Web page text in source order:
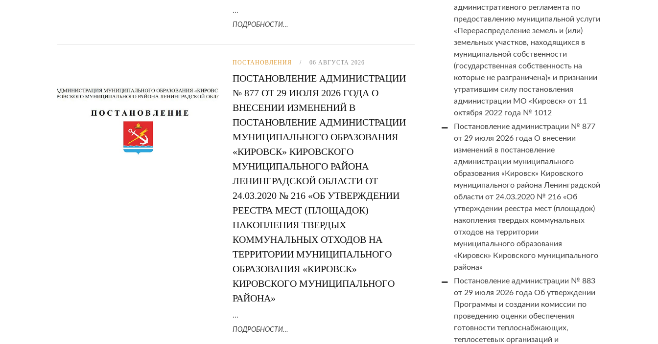
...
ПОДРОБНОСТИ…
ПОСТАНОВЛЕНИЯ 06 АВГУСТА 2026
ПОСТАНОВЛЕНИЕ АДМИНИСТРАЦИИ
№ 877 ОТ 29 ИЮЛЯ 2026 ГОДА О
ВНЕСЕНИИ ИЗМЕНЕНИЙ В
ПОСТАНОВЛЕНИЕ АДМИНИСТРАЦИИ
МУНИЦИПАЛЬНОГО ОБРАЗОВАНИЯ
«КИРОВСК» КИРОВСКОГО
МУНИЦИПАЛЬНОГО РАЙОНА
ЛЕНИНГРАДСКОЙ ОБЛАСТИ ОТ
24.03.2020 № 216 «ОБ УТВЕРЖДЕНИИ
РЕЕСТРА МЕСТ (ПЛОЩАДОК)
НАКОПЛЕНИЯ ТВЕРДЫХ
КОММУНАЛЬНЫХ ОТХОДОВ НА
ТЕРРИТОРИИ МУНИЦИПАЛЬНОГО
ОБРАЗОВАНИЯ «КИРОВСК»
КИРОВСКОГО МУНИЦИПАЛЬНОГО
РАЙОНА»
...
ПОДРОБНОСТИ…
административного регламента по
предоставлению муниципальной услуги
«Перераспределение земель и (или)
земельных участков, находящихся в
муниципальной собственности
(государственная собственность на
которые не разграничена)» и признании
утратившим силу постановления
администрации МО «Кировск» от 11
октября 2022 года № 1012
Постановление администрации № 877
от 29 июля 2026 года О внесении
изменений в постановление
администрации муниципального
образования «Кировск» Кировского
муниципального района Ленинградской
области от 24.03.2020 № 216 «Об
утверждении реестра мест (площадок)
накопления твердых коммунальных
отходов на территории
муниципального образования
«Кировск» Кировского муниципального
района»
Постановление администрации № 883
от 29 июля 2026 года Об утверждении
Программы и создании комиссии по
проведению оценки обеспечения
готовности теплоснабжающих,
теплосетевых организаций и